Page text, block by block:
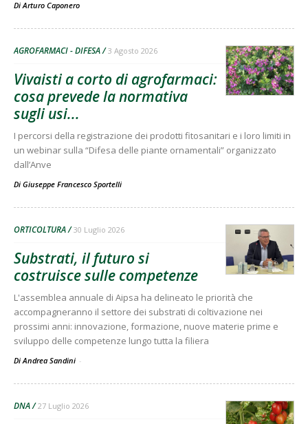
DiArturo Caponero
AGROFARMACI - DIFESA 3 Agosto 2026
Vivaisti a corto di agrofarmaci:
cosa prevede la normativa
sugli usi...
I percorsi della registrazione dei prodotti fitosanitari e i loro limiti in
un webinar sulla “Difesa delle piante ornamentali” organizzato
dall’Anve
Di Giuseppe Francesco Sportelli
ORTICOLTURA 30 Luglio 2026
Substrati, il futuro si
costruisce sulle competenze
L'assemblea annuale di Aipsa ha delineato le priorità che
accompagneranno il settore dei substrati di coltivazione nei
prossimi anni: innovazione, formazione, nuove materie prime e
sviluppo delle competenze lungo tutta la filiera
Di Andrea Sandini -
DNA 27 Luglio 2026